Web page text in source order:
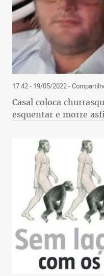
17:42 - 19/05/2022-
Casal coloca
esquentar e morre